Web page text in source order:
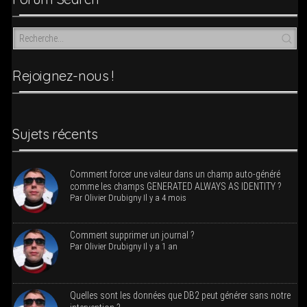
Rejoi­­gnez-nous !
Sujets récents
Com­ment for­cer une valeur dans un champ auto-géné­ré
comme les champs GENERATED ALWAYS AS IDENTITY ?
Par Oli­vier Dru­bi­gny Il y a 4 mois
Com­ment sup­pri­mer un journal ?
Par Oli­vier Dru­bi­gny Il y a 1 an
Quelles sont les don­nées que DB2 peut géné­rer sans notre